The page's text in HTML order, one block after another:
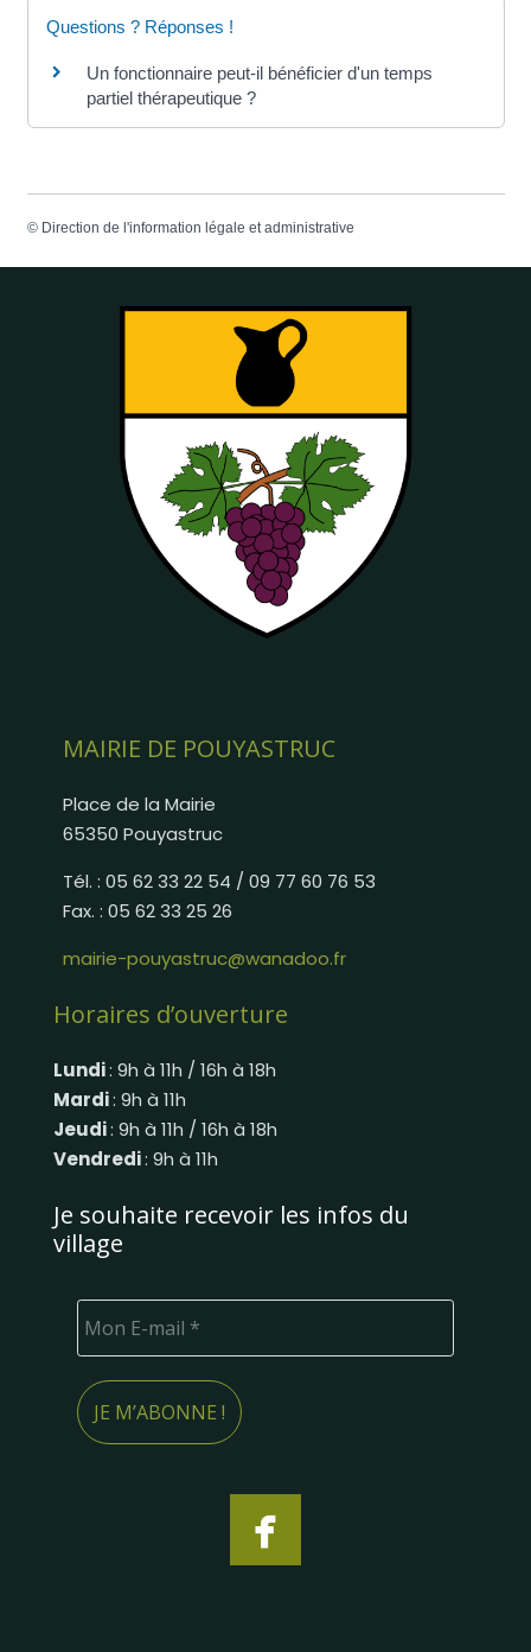
Questions ? Réponses !
Un fonctionnaire peut-il bénéficier d'un temps
partiel thérapeutique ?
© Direction de l'information légale et administrative
MAIRIE DE POUYASTRUC
Place de la Mairie
65350 Pouyastruc
Tél. : 05 62 33 22 54 / 09 77 60 76 53
Fax. : 05 62 33 25 26
mairie-pouyastruc@wanadoo.fr
Horaires d’ouverture
Lundi: 9h à 11h / 16h à 18h
Mardi: 9h à 11h
Jeudi: 9h à 11h / 16h à 18h
Vendredi: 9h à 11h
Je souhaite recevoir les infos du
village